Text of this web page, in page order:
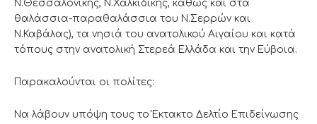
Ν.Θεσσαλονίκης, Ν.Χαλκιδικής, καθώς και στα
θαλάσσια-παραθαλάσσια του Ν.Σερρών και
Ν.Καβάλας), τα νησιά του ανατολικού Αιγαίου και κατά
τόπους στην ανατολική Στερεά Ελλάδα και την Εύβοια.
Παρακαλούνται οι πολίτες:
Να λάβουν υπόψη τους το Έκτακτο Δελτίο Επιδείνωσης